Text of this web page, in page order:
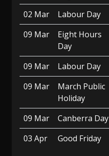
02 Mar Labour Day
09 Mar
Eight Hours
Day
09 Mar Labour Day
09 Mar
March Public
Holiday
09 Mar Canberra Day
03 Apr
Good Friday